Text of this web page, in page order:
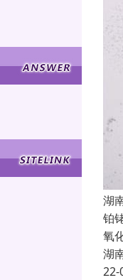
湖
铂
氧
湖
22-